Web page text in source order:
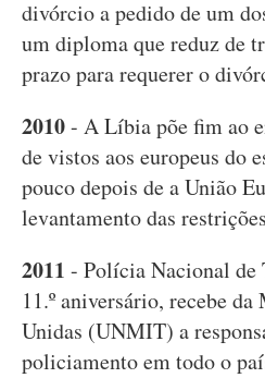
divórcio a pedido de um
um diploma que reduz de
prazo para requerer o
2010- A Líbia põe fim ao
de vistos aos europeus do
pouco depois de a União
levantamento das
2011 - Polícia Nacional de
11.º aniversário, recebe da
Unidas (UNMIT) a
policiamento em todo o